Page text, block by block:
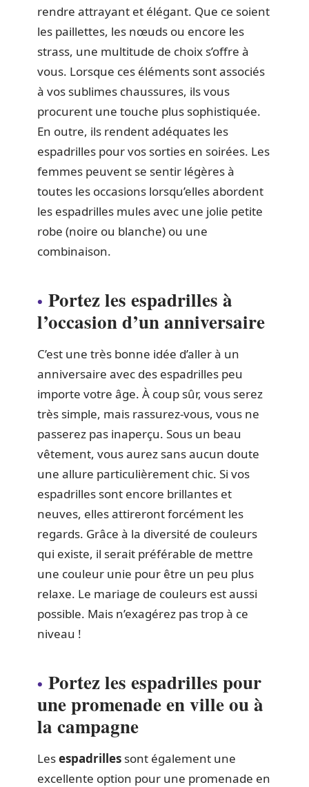
rendre attrayant et élégant. Que ce soient
les paillettes, les nœuds ou encore les
strass, une multitude de choix s’offre à
vous. Lorsque ces éléments sont associés
à vos sublimes chaussures, ils vous
procurent une touche plus sophistiquée.
En outre, ils rendent adéquates les
espadrilles pour vos sorties en soirées. Les
femmes peuvent se sentir légères à
toutes les occasions lorsqu’elles abordent
les espadrilles mules avec une jolie petite
robe (noire ou blanche) ou une
combinaison.
Portez les espadrilles à
l’occasion d’un anniversaire
C’est une très bonne idée d’aller à un
anniversaire avec des espadrilles peu
importe votre âge. À coup sûr, vous serez
très simple, mais rassurez-vous, vous ne
passerez pas inaperçu. Sous un beau
vêtement, vous aurez sans aucun doute
une allure particulièrement chic. Si vos
espadrilles sont encore brillantes et
neuves, elles attireront forcément les
regards. Grâce à la diversité de couleurs
qui existe, il serait préférable de mettre
une couleur unie pour être un peu plus
relaxe. Le mariage de couleurs est aussi
possible. Mais n’exagérez pas trop à ce
niveau !
Portez les espadrilles pour
une promenade en ville ou à
la campagne
Lesespadrilles sont également une
excellente option pour une promenade en